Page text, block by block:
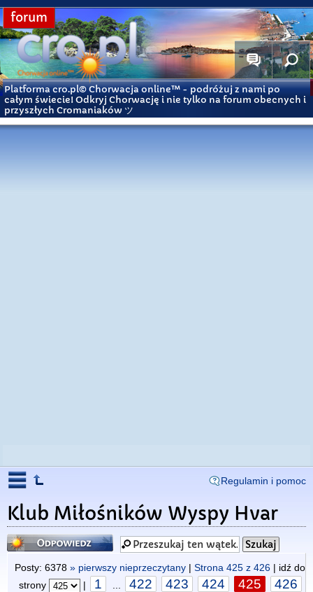
forum
Platforma cro.pl© Chorwacja online™ - podróżuj z nami po
całym świecie! Odkryj Chorwację i nie tylko na forum obecnych i
przyszłych Cromaniaków ツ
Regulamin i pomoc
Klub Miłośników Wyspy Hvar
Odpowiedz
Posty: 6378 » pierwszy nieprzeczytany | Strona 425 z 426 | idź do
strony
| 1 422 423 424 425 426